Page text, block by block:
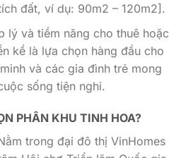
đất, ví dụ: 90m2 – 120m2].
lý và tiềm năng cho thuê hoặc
kề là lựa chọn hàng đầu cho
và các gia đình trẻ mong
sống tiện nghi.
PHÂN KHU TINH HOA?
trong đại đô thị VinHomes